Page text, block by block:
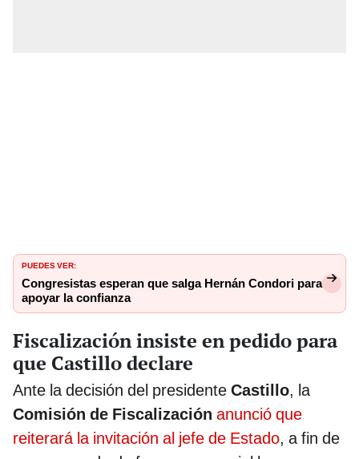
PUEDES VER:
Congresistas esperan que salga Hernán Condori para
apoyar la confianza
Fiscalización insiste en pedido para
que Castillo declare
Ante la decisión del presidente Castillo, la
Comisión de Fiscalización anunció que
reiterará la invitación al jefe de Estado, a fin de